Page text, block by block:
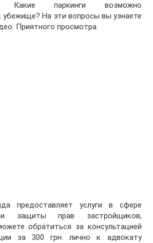
Какие паркинги возможно
убежище? На эти вопросы вы узнаете
Приятного просмотра.
предоставляет услуги в сфере
и защиты прав застройщиков,
обратиться за консультацией
за 300 грн. лично к адвокату